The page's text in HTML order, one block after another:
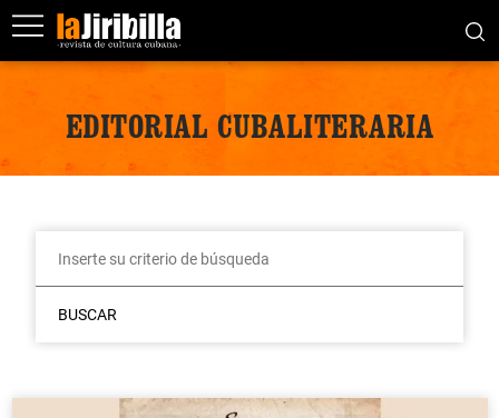
EDITORIAL CUBALITERARIA
BUSCAR